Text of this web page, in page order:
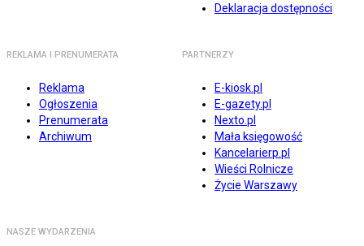
Deklaracja dostępności
REKLAMA I PRENUMERATA
Reklama
Ogłoszenia
Prenumerata
Archiwum
PARTNERZY
E-kiosk.pl
E-gazety.pl
Nexto.pl
Mała księgowość
Kancelarierp.pl
Wieści Rolnicze
Życie Warszawy
NASZE WYDARZENIA